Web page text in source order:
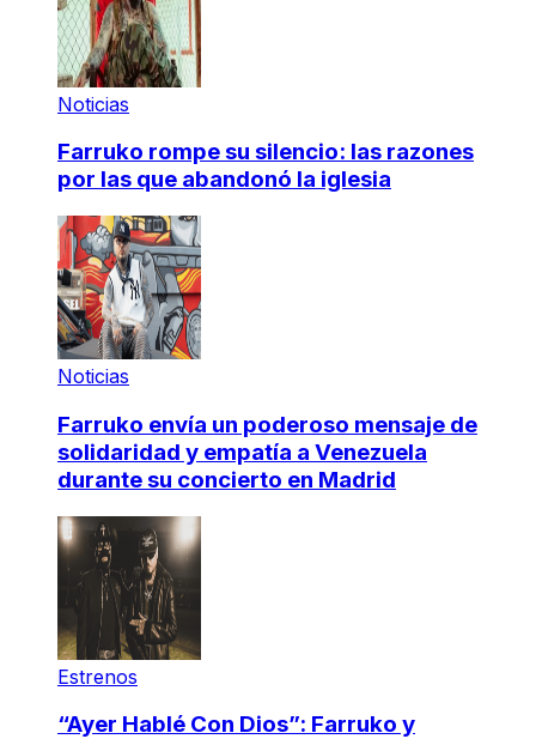
Noticias
Farruko rompe su silencio: las razones
por las que abandonó la iglesia
Noticias
Farruko envía un poderoso mensaje de
solidaridad y empatía a Venezuela
durante su concierto en Madrid
Estrenos
“Ayer Hablé Con Dios”: Farruko y